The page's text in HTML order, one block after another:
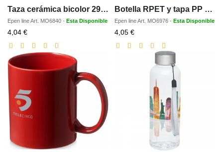
Taza cerámica bicolor 290 ml
Epen lineArt. MO6840 - Esta Disponible
4,04 €Precio
con
descuento
Botella RPET y tapa PP 600 ml
Epen lineArt. MO6976 - Esta Disponible
4,05 €Precio
con
descuento